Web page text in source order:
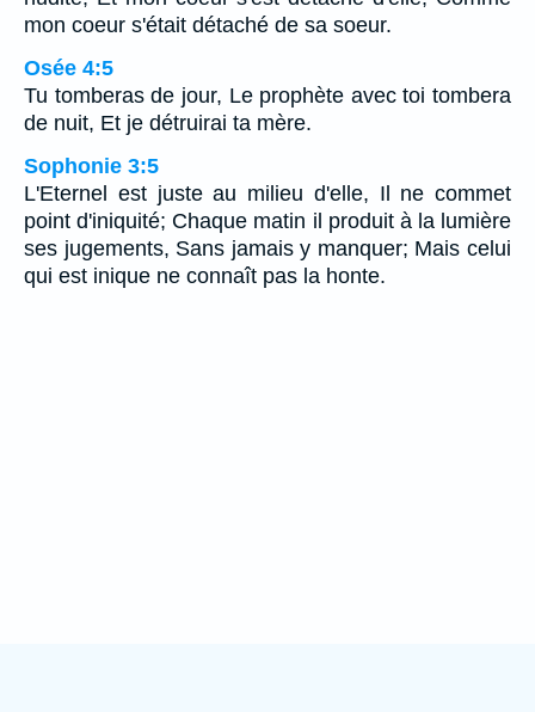
mon coeur s'était détaché de sa soeur.
Osée 4:5
Tu tomberas de jour, Le prophète avec toi tombera
de nuit, Et je détruirai ta mère.
Sophonie 3:5
L'Eternel est juste au milieu d'elle, Il ne commet
point d'iniquité; Chaque matin il produit à la lumière
ses jugements, Sans jamais y manquer; Mais celui
qui est inique ne connaît pas la honte.